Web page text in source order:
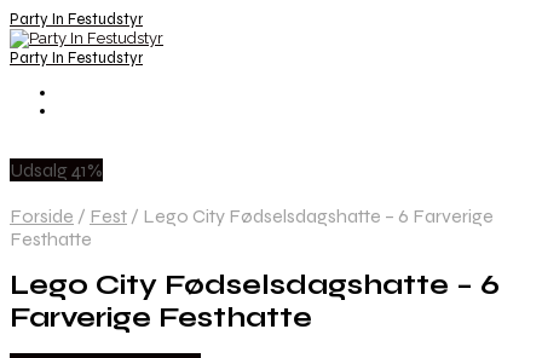
Party In Festudstyr
Party In Festudstyr
Udsalg 41%
Forside / Fest / Lego City Fødselsdagshatte – 6 Farverige
Festhatte
Lego City Fødselsdagshatte – 6
Farverige Festhatte